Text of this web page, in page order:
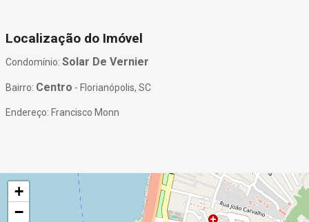
Localização do Imóvel
Condomínio: Solar De Vernier
Bairro: Centro - Florianópolis, SC
Endereço: Francisco Monn
+
−